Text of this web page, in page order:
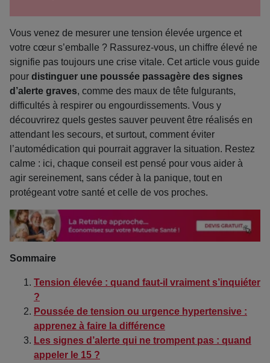
Vous venez de mesurer une tension élevée urgence et
votre cœur s’emballe ? Rassurez-vous, un chiffre élevé ne
signifie pas toujours une crise vitale. Cet article vous guide
pour distinguer une poussée passagère des signes
d’alerte graves, comme des maux de tête fulgurants,
difficultés à respirer ou engourdissements. Vous y
découvrirez quels gestes sauver peuvent être réalisés en
attendant les secours, et surtout, comment éviter
l’automédication qui pourrait aggraver la situation. Restez
calme : ici, chaque conseil est pensé pour vous aider à
agir sereinement, sans céder à la panique, tout en
protégeant votre santé et celle de vos proches.
Sommaire
Tension élevée : quand faut-il vraiment s’inquiéter
?
Poussée de tension ou urgence hypertensive :
apprenez à faire la différence
Les signes d’alerte qui ne trompent pas : quand
appeler le 15 ?